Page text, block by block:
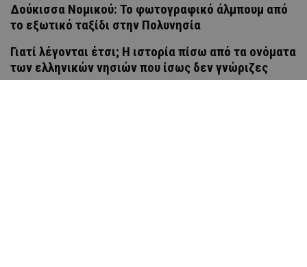
Δούκισσα Νομικού: Το φωτογραφικό άλμπουμ από
το εξωτικό ταξίδι στην Πολυνησία
Γιατί λέγονται έτσι; Η ιστορία πίσω από τα ονόματα
των ελληνικών νησιών που ίσως δεν γνώριζες